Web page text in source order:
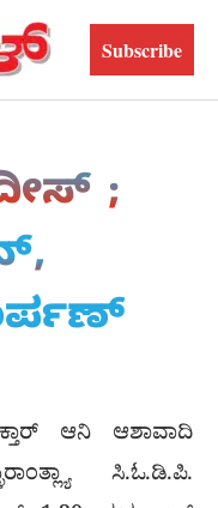
Subscribe
;
ಆನಿ ಆಶಾವಾದಿ
ಸಿ.ಓ.ಡಿ.ಪಿ.